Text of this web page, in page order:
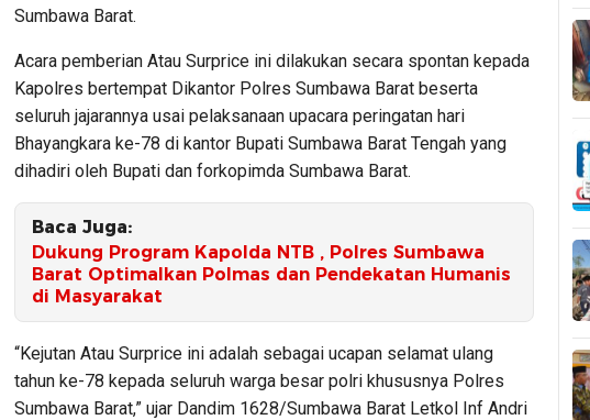
Sumbawa Barat.
Acara pemberian Atau Surprice ini dilakukan secara spontan kepada
Kapolres bertempat Dikantor Polres Sumbawa Barat beserta
seluruh jajarannya usai pelaksanaan upacara peringatan hari
Bhayangkara ke-78 di kantor Bupati Sumbawa Barat Tengah yang
dihadiri oleh Bupati dan forkopimda Sumbawa Barat.
Baca Juga:
Dukung Program Kapolda NTB , Polres Sumbawa
Barat Optimalkan Polmas dan Pendekatan Humanis
di Masyarakat
“Kejutan Atau Surprice ini adalah sebagai ucapan selamat ulang
tahun ke-78 kepada seluruh warga besar polri khususnya Polres
Sumbawa Barat,” ujar Dandim 1628/Sumbawa Barat Letkol Inf Andri